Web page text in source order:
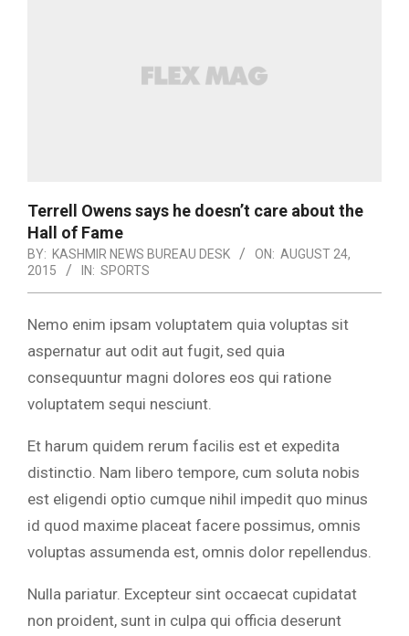
Terrell Owens says he doesn’t care about the
Hall of Fame
BY: KASHMIR NEWS BUREAU DESK ON: AUGUST 24,
2015
IN: SPORTS
Nemo enim ipsam voluptatem quia voluptas sit
aspernatur aut odit aut fugit, sed quia
consequuntur magni dolores eos qui ratione
voluptatem sequi nesciunt.
Et harum quidem rerum facilis est et expedita
distinctio. Nam libero tempore, cum soluta nobis
est eligendi optio cumque nihil impedit quo minus
id quod maxime placeat facere possimus, omnis
voluptas assumenda est, omnis dolor repellendus.
Nulla pariatur. Excepteur sint occaecat cupidatat
non proident, sunt in culpa qui officia deserunt